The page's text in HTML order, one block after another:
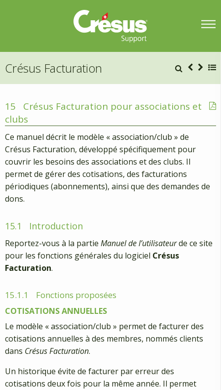
Crésus Facturation
15
Crésus Facturation pour associations et
clubs
Ce manuel décrit le modèle « association/club » de
Crésus Facturation, développé spécifiquement pour
couvrir les besoins des associations et des clubs. Il
permet de gérer des cotisations, des facturations
périodiques (abonnements), ainsi que des demandes de
dons.
15.1 Introduction
Reportez-vous à la partie Manuel de l’utilisateurde ce site
pour les fonctions générales du logiciel Crésus
Facturation.
15.1.1 Fonctions proposées
COTISATIONS ANNUELLES
Le modèle « association/club » permet de facturer des
cotisations annuelles à des membres, nommés clients
dans Crésus Facturation.
Un historique évite de facturer par erreur des
cotisations deux fois pour la même année. Il permet